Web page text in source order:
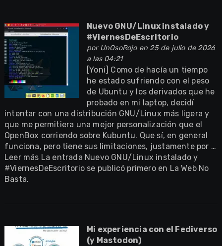
Nuevo GNU/Linux instalado y
#ViernesDeEscritorio
por UnOsoRojoen 25 de julio de 2026
a las 04:21
[Yoni] Como de hacía un tiempo
he estado sufriendo con el peso
de Ubuntu y los derivados que he
probado en mi laptop, decidí
intentar con una distribución GNU/Linux más ligera y
que me permitiera una mejor personalización que el
OpenBox corriendo sobre Kubuntu. Que sí, en general
funciona, pero tiene sus limitaciones, justamente por …
Leer más La entrada Nuevo GNU/Linux instalado y
#ViernesDeEscritorio se publicó primero en La Web No
Basta.
Mi experiencia con el Fediverso
(y Mastodon)